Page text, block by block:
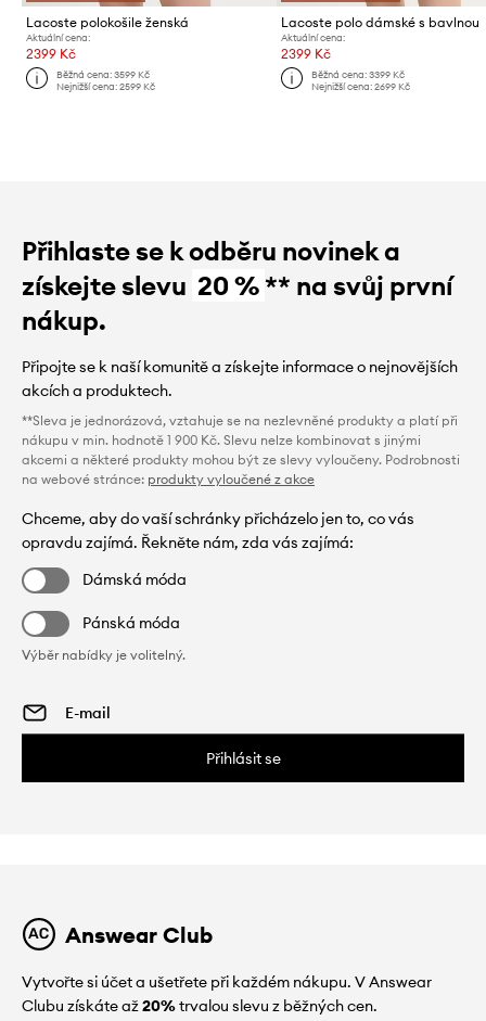
Lacoste polokošile ženská
Aktuální cena:
2399 Kč
Běžná cena:3599 Kč
Nejnižší cena:2599 Kč
Lacoste polo dámské s bavlnou
Aktuální cena:
2399 Kč
Běžná cena: 3399 Kč
Nejnižší cena: 2699 Kč
Přihlaste se k odběru novinek a
získejte slevu 20 %** na svůj první
nákup.
Připojte se k naší komunitě a získejte informace o nejnovějších
akcích a produktech.
**Sleva je jednorázová, vztahuje se na nezlevněné produkty a platí při
nákupu v min. hodnotě 1 900 Kč. Slevu nelze kombinovat s jinými
akcemi a některé produkty mohou být ze slevy vyloučeny. Podrobnosti
na webové stránce: produkty vyloučené z akce
Chceme, aby do vaší schránky přicházelo jen to, co vás
opravdu zajímá. Řekněte nám, zda vás zajímá:
Dámská móda
Pánská móda
Výběr nabídky je volitelný.
Přihlásit se
Answear Club
Vytvořte si účet a ušetřete při každém nákupu. V Answear
Clubu získáte až20%trvalou slevu z běžných cen.